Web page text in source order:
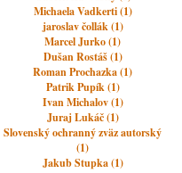
Michaela Vadkerti (1)
jaroslav čollák (1)
Marcel Jurko (1)
Dušan Rostáš (1)
Roman Prochazka (1)
Patrik Pupík (1)
Ivan Michalov (1)
Juraj Lukáč (1)
Slovenský ochranný zväz autorský
(1)
Jakub Stupka (1)